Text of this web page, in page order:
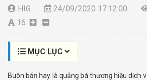
HIG 24/09/2020 17:12:00
16
MỤC LỤC
Buôn bán hay là quảng bá thương hiệu dịch